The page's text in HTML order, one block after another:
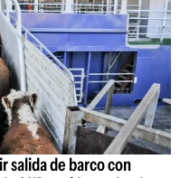
salida de barco con